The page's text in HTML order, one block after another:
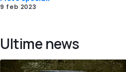
9 feb 2023
Ultime news